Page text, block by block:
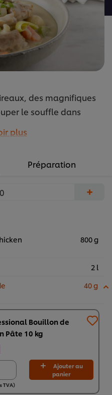
des magnifiques
le souffle dans
Délicieux et
plus
Préparation
+
800 g
2 l
40 g
Bouillon de
Pâte 10 kg
Ajouter au
panier
TVA)